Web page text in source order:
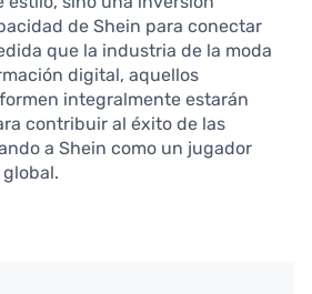
de Shein para conectar
que la industria de la moda
digital, aquellos
integralmente estarán
contribuir al éxito de las
a Shein como un jugador